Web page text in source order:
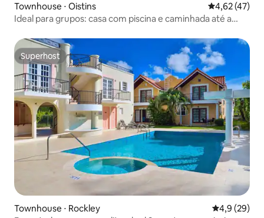
Townhouse ⋅ Oistins 4,62 de uma
4,62 (47)
Ideal para grupos: casa com piscina e caminhada até a
Superhost
Superhost
Townhouse ⋅ Rockley 4,9 de uma
4,9 (29)